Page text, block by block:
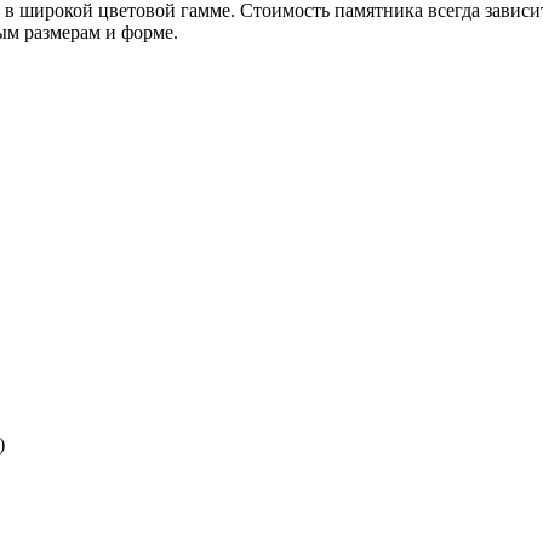
широкой цветовой гамме. Стоимость памятника всегда
размерам и форме.